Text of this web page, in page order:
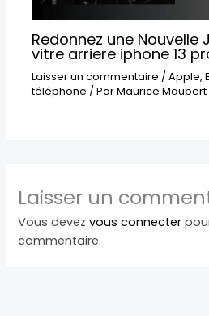
Redonnez une Nouvelle
vitre arriere iphone 13
Laisser un commentaire /Apple,
téléphone / ParMaurice Maubert
Laisser un
Vous devezvous connecter
commentaire.